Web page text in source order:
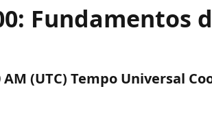
(UTC) Tempo Universal